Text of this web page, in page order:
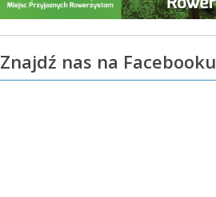
Znajdź nas na Facebooku